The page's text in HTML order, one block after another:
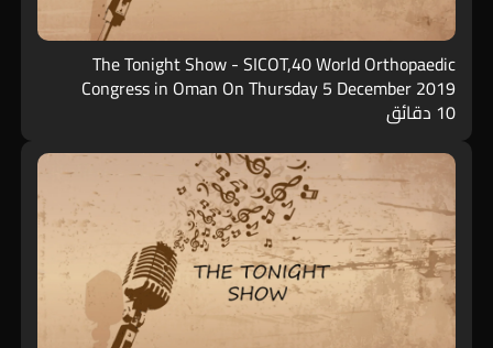
The Tonight Show - SICOT,40 World Orthopaedic
Congress in Oman On Thursday 5 December 2019
10 دقائق